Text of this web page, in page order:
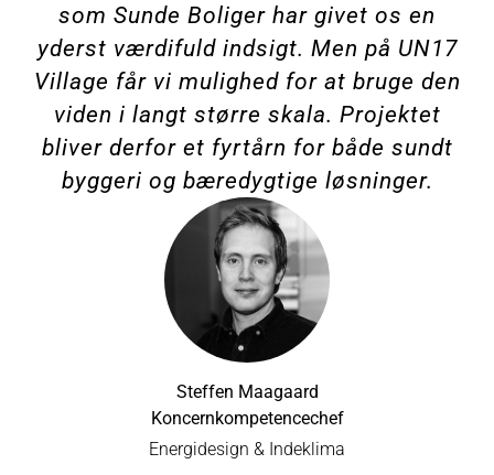
som Sunde Boliger har givet os en
yderst værdifuld indsigt. Men på UN17
Village får vi mulighed for at bruge den
viden i langt større skala. Projektet
bliver derfor et fyrtårn for både sundt
byggeri og bæredygtige løsninger.
Steffen Maagaard
Koncernkompetencechef
Energidesign & Indeklima